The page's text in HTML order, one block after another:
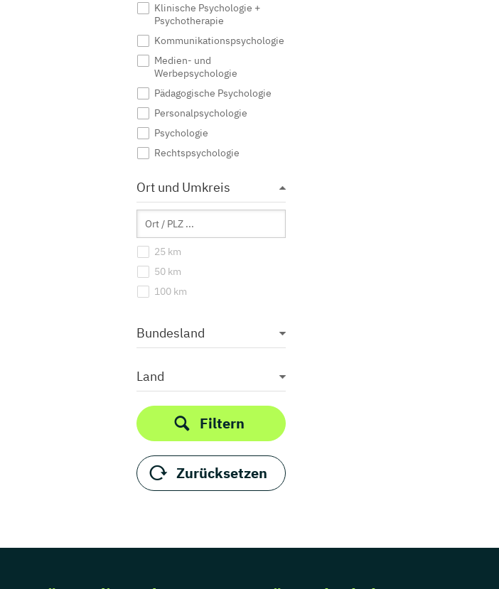
Klinische Psychologie +
Psychotherapie
Kommunikationspsychologie
Medien- und
Werbepsychologie
Pädagogische Psychologie
Personalpsychologie
Psychologie
Rechtspsychologie
Sportpsychologie
Wirtschaftspsychologie
Ort und Umkreis
25 km
50 km
100 km
Bundesland
Land
Filtern
Zurücksetzen